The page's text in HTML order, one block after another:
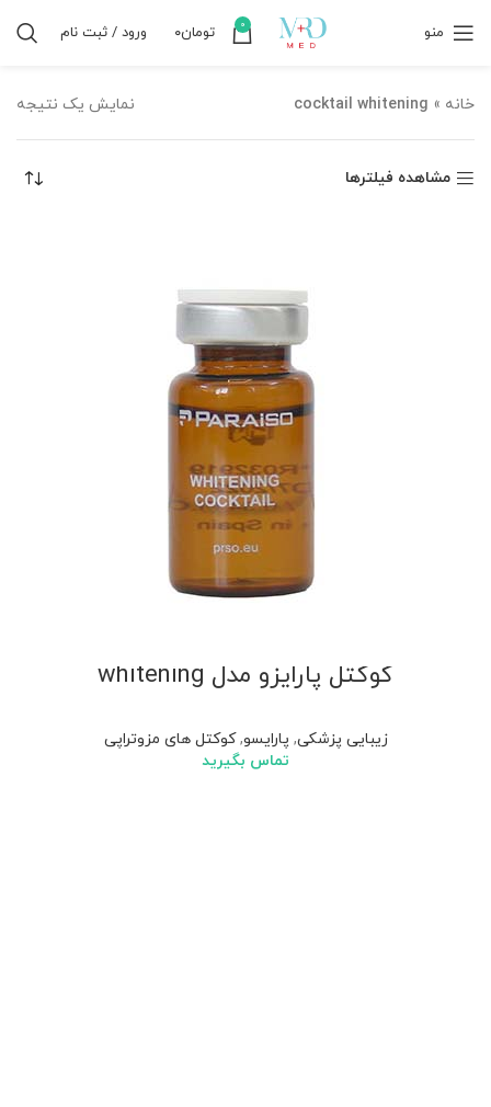
منو 0 تومان۰ ورود / ثبت نام
خانه »
cocktail whitening نمایش یک نتیجه
مشاهده فیلترها
کوکتل پارایزو مدل whitening
زیبایی پزشکی, پارایسو,کوکتل های مزوتراپی
تماس بگیرید